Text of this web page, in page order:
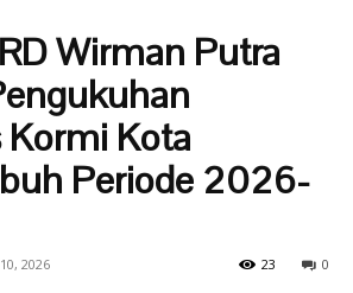
Wirman Putra
Kota
Periode 2026-
2026 0
23